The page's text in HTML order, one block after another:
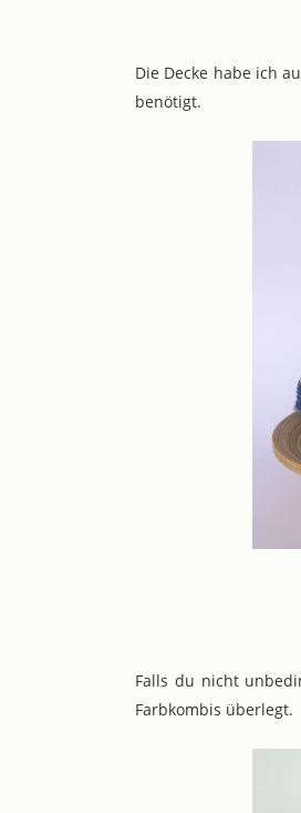
Die Decke habe ich
benötigt.
Falls du nicht
Farbkombis überlegt.